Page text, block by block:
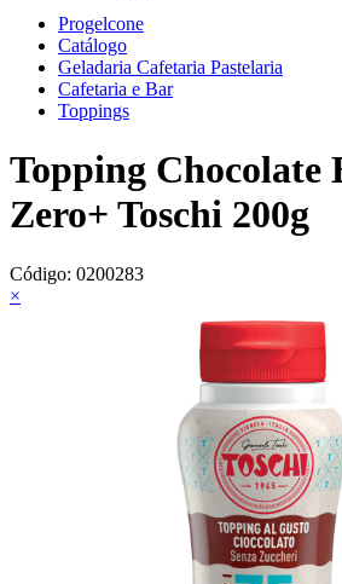
Progelcone
Catálogo
Geladaria Cafetaria Pastelaria
Cafetaria e Bar
Toppings
Topping Chocolate
Zero+ Toschi 200g
Código: 0200283
×